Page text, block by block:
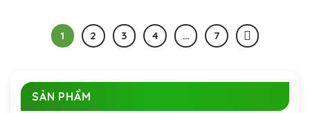
1 2 3 4 … 7
SẢN PHẨM